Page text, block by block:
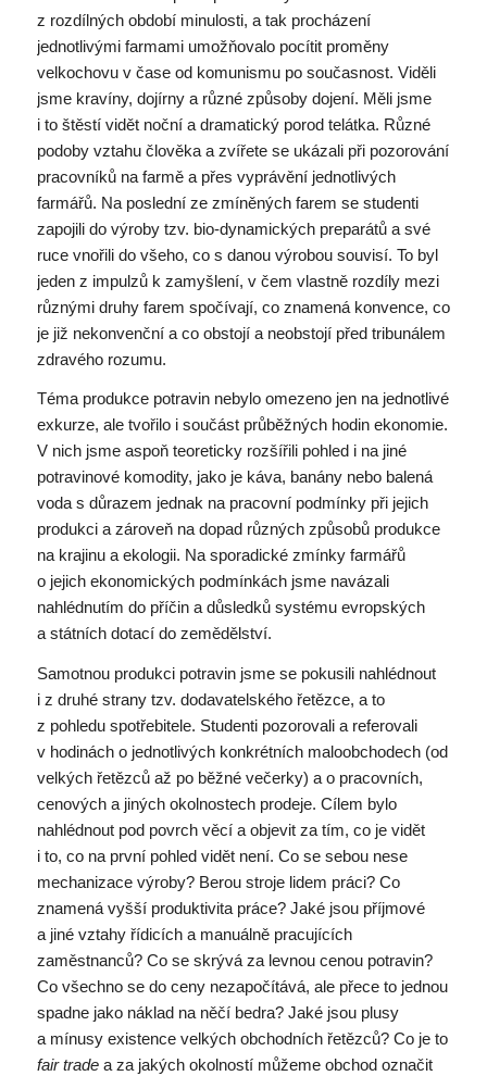
z rozdílných období minulosti, a tak procházení
jednotlivými farmami umožňovalo pocítit proměny
velkochovu v čase od komunismu po současnost. Viděli
jsme kravíny, dojírny a různé způsoby dojení. Měli jsme
i to štěstí vidět noční a dramatický porod telátka. Různé
podoby vztahu člověka a zvířete se ukázali při pozorování
pracovníků na farmě a přes vyprávění jednotlivých
farmářů. Na poslední ze zmíněných farem se studenti
zapojili do výroby tzv. bio-dynamických preparátů a své
ruce vnořili do všeho, co s danou výrobou souvisí. To byl
jeden z impulzů k zamyšlení, v čem vlastně rozdíly mezi
různými druhy farem spočívají, co znamená konvence, co
je již nekonvenční a co obstojí a neobstojí před tribunálem
zdravého rozumu.
Téma produkce potravin nebylo omezeno jen na jednotlivé
exkurze, ale tvořilo i součást průběžných hodin ekonomie.
V nich jsme aspoň teoreticky rozšířili pohled i na jiné
potravinové komodity, jako je káva, banány nebo balená
voda s důrazem jednak na pracovní podmínky při jejich
produkci a zároveň na dopad různých způsobů produkce
na krajinu a ekologii. Na sporadické zmínky farmářů
o jejich ekonomických podmínkách jsme navázali
nahlédnutím do příčin a důsledků systému evropských
a státních dotací do zemědělství.
Samotnou produkci potravin jsme se pokusili nahlédnout
i z druhé strany tzv. dodavatelského řetězce, a to
z pohledu spotřebitele. Studenti pozorovali a referovali
v hodinách o jednotlivých konkrétních maloobchodech (od
velkých řetězců až po běžné večerky) a o pracovních,
cenových a jiných okolnostech prodeje. Cílem bylo
nahlédnout pod povrch věcí a objevit za tím, co je vidět
i to, co na první pohled vidět není. Co se sebou nese
mechanizace výroby? Berou stroje lidem práci? Co
znamená vyšší produktivita práce? Jaké jsou příjmové
a jiné vztahy řídicích a manuálně pracujících
zaměstnanců? Co se skrývá za levnou cenou potravin?
Co všechno se do ceny nezapočítává, ale přece to jednou
spadne jako náklad na něčí bedra? Jaké jsou plusy
a mínusy existence velkých obchodních řetězců? Co je to
fair tradea za jakých okolností můžeme obchod označit